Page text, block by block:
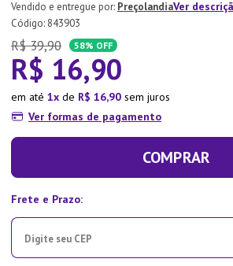
PreçolandiaVer
: 843903
R$ 39,90 58% OFF
R$ 16,90
em até 1 de R$ 16,90 sem juros
Ver formas de pagamento
COMPRAR